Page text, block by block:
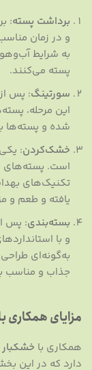
برداشت پسته:
و در زمان
به شرایط
پسته می‌کنند.
سورتینگ: پس
این مرحله،
شده و پسته‌ها
خشک‌کردن:
است. پسته‌های
تکنیک‌های
یافته و طعم و
بسته‌بندی: پس
و با
به‌گونه‌ای
جذاب و مناسب
مزایای همکاری
همکاری با
دارد که در این